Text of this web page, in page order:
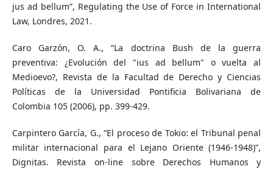
jus ad bellum”, Regulating the Use of Force in International
Law, Londres, 2021.
Caro Garzón, O. A., “La doctrina Bush de la guerra
preventiva: ¿Evolución del "ius ad bellum" o vuelta al
Medioevo?, Revista de la Facultad de Derecho y Ciencias
Políticas de la Universidad Pontificia Bolivariana de
Colombia 105 (2006), pp. 399-429.
Carpintero García, G., “El proceso de Tokio: el Tribunal penal
militar internacional para el Lejano Oriente (1946-1948)”,
Dignitas. Revista on-line sobre Derechos Humanos y